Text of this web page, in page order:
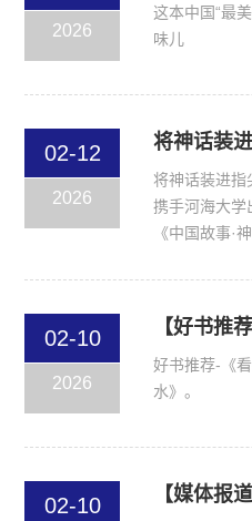
2026
这本中国“最
味儿
02-12
2026
将神话装进
携手河海大学
《中国故事·
02-10
2026
好书推荐-《
水》。
02-10